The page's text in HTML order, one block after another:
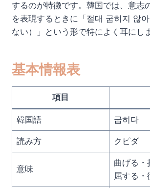
するのが特徴です。韓国では、意志
を表現するときに「절대 굽히지 않
ない）」という形で特によく耳にし
基本情報表
項目
韓国語 굽히다
読み方 クピダ
意味
曲げる・
屈する・